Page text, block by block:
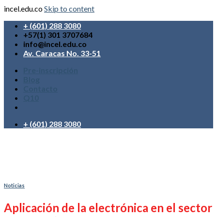
incel.edu.coSkip to content
+ (601) 288 3080
+57(1) 301 3707684
info@incel.edu.co
Av. Caracas No. 33-51
+ (601) 288 3080
Noticias
Aplicación de la electrónica en el sector